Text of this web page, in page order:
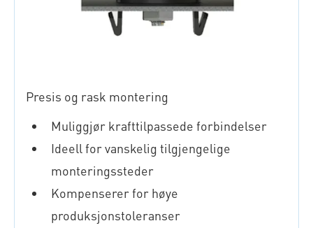
Presis og rask montering
Muliggjør krafttilpassede forbindelser
Ideell for vanskelig tilgjengelige
monteringssteder
Kompenserer for høye
produksjonstoleranser